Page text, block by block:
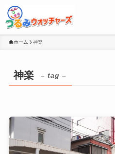
ホーム 神楽
神楽 – tag –